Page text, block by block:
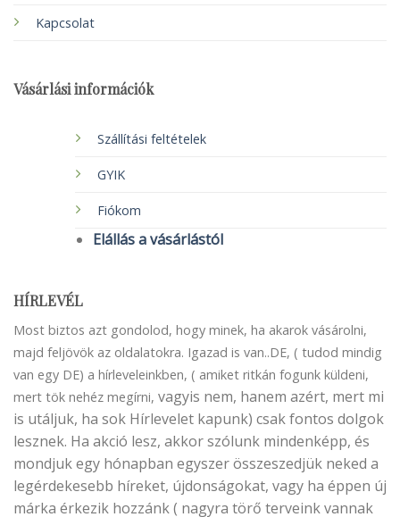
Kapcsolat
Vásárlási információk
Szállítási feltételek
GYIK
Fiókom
Elállás a vásárlástól
HÍRLEVÉL
Most biztos azt gondolod, hogy minek, ha akarok vásárolni,
majd feljövök az oldalatokra. Igazad is van..DE, ( tudod mindig
van egy DE) a hírleveleinkben, ( amiket ritkán fogunk küldeni,
mert tök nehéz megírni, vagyis nem, hanem azért, mert mi
is utáljuk, ha sok Hírlevelet kapunk) csak fontos dolgok
lesznek. Ha akció lesz, akkor szólunk mindenképp, és
mondjuk egy hónapban egyszer összeszedjük neked a
legérdekesebb híreket, újdonságokat, vagy ha éppen új
márka érkezik hozzánk ( nagyra törő terveink vannak